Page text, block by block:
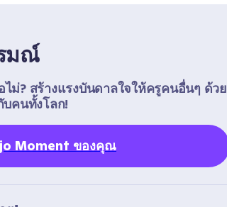
มณ์
ม่? สร้างแรงบันดาลใจให้ครูคนอื่นๆ ด้วย
คนทั้งโลก!
Moment ของคุณ